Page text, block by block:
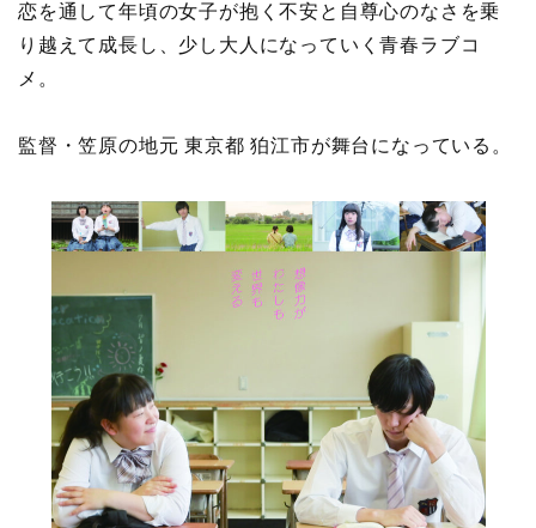
恋を通して年頃の女子が抱く不安と自尊心のなさを乗
り越えて成長し、少し大人になっていく青春ラブコ
メ。
監督・笠原の地元 東京都 狛江市が舞台になっている。